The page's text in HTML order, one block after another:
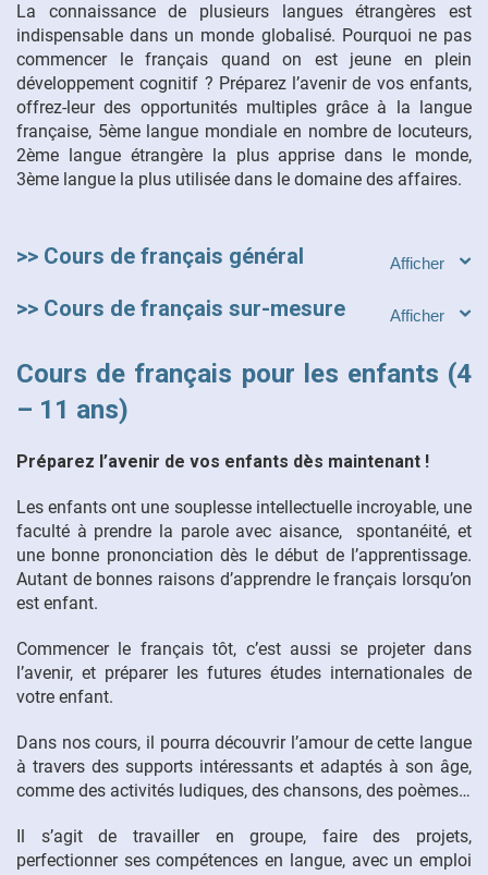
La connaissance de plusieurs langues étrangères est
indispensable dans un monde globalisé. Pourquoi ne pas
commencer le français quand on est jeune en plein
développement cognitif ? Préparez l’avenir de vos enfants,
offrez-leur des opportunités multiples grâce à la langue
française, 5ème langue mondiale en nombre de locuteurs,
2ème langue étrangère la plus apprise dans le monde,
3ème langue la plus utilisée dans le domaine des affaires.
>> Cours de français général
>> Cours de français sur-mesure
Cours de français pour les enfants (4
– 11 ans)
Préparez l’avenir de vos enfants dès maintenant !
Les enfants ont une souplesse intellectuelle incroyable, une
faculté à prendre la parole avec aisance, spontanéité, et
une bonne prononciation dès le début de l’apprentissage.
Autant de bonnes raisons d’apprendre le français lorsqu’on
est enfant.
Commencer le français tôt, c’est aussi se projeter dans
l’avenir, et préparer les futures études internationales de
votre enfant.
Dans nos cours, il pourra découvrir l’amour de cette langue
à travers des supports intéressants et adaptés à son âge,
comme des activités ludiques, des chansons, des poèmes…
Il s’agit de travailler en groupe, faire des projets,
perfectionner ses compétences en langue, avec un emploi